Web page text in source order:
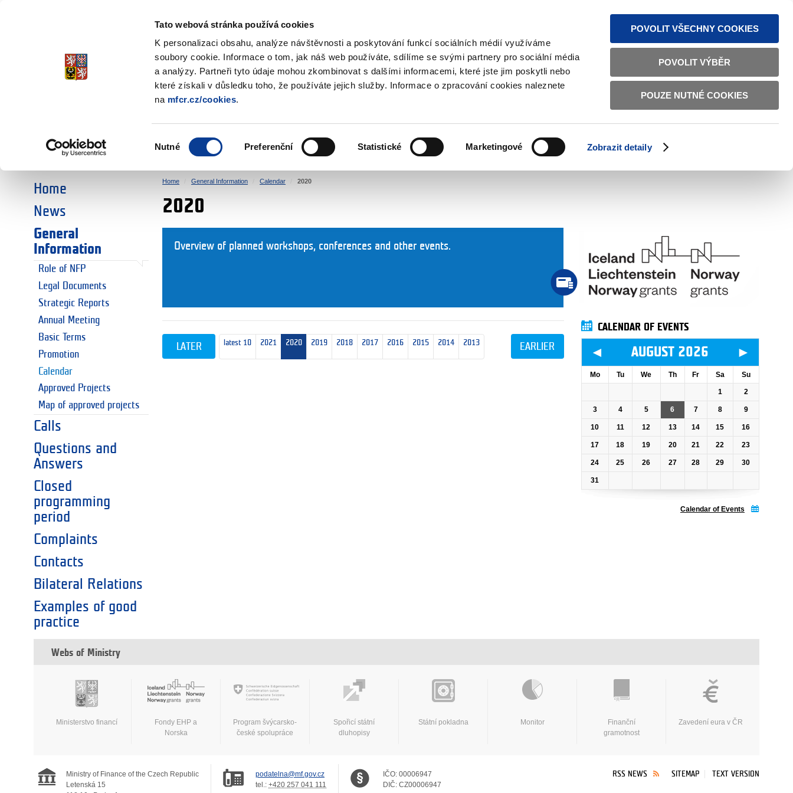
Tato webová stránka používá cookies
K personalizaci obsahu, analýze návštěvnosti a poskytování funkcí sociálních médií využíváme
soubory cookie. Informace o tom, jak náš web používáte, sdílíme se svými partnery pro sociální média
a analýzy. Partneři tyto údaje mohou zkombinovat s dalšími informacemi, které jste jim poskytli nebo
které získali v důsledku toho, že používáte jejich služby. Informace o zpracování cookies naleznete
na mfcr.cz/cookies.
souhlasu
Nutné Preferenční Statistické Marketingové Zobrazit detaily
POVOLIT VŠECHNY COOKIES
POVOLIT VÝBĚR
POUZE NUTNÉ COOKIES
TEXT VERSION ČESKY ENGLISH
EEA and Norway Grants
CHOOSE AN AREA:
SOCIAL DIALOGUE ENVIRONMENT HUMAN RIGHTS JUSTICE HOME AFFAIRS BILATERAL RELATIONS
Home
News
General
Information
Role of NFP
Legal Documents
Strategic Reports
Annual Meeting
Basic Terms
Promotion
Calendar
Approved Projects
Map of approved projects
Calls
Questions and
Answers
Closed
programming
period
Complaints
Contacts
Bilateral Relations
Examples of good
practice
Home General Information Calendar 2020
2020
Overview of planned workshops, conferences and other events.
latest 10 2021 2020 2019 2018 2017 2016 2015 2014 2013
LATER EARLIER
CALENDAR OF EVENTS
◄ AUGUST 2026 ►
Mo Tu We Th Fr Sa Su
1 2
3 4 5 6 7 8 9
10 11 12 13 14 15 16
17 18 19 20 21 22 23
24 25 26 27 28 29 30
31
Calendar of Events
Webs of Ministry
Ministerstvo financí
Fondy EHP a
Norska
Program švýcarsko-
české spolupráce
Spořicí státní
dluhopisy
Státní pokladna Monitor
Finanční
gramotnost
Zavedení eura v ČR
Ministry of Finance of the Czech Republic
Letenská 15
podatelna@mf.gov.cz
tel.: +420 257 041 111
IČO: 00006947
DIČ: CZ00006947
RSS NEWS SITEMAP TEXT VERSION